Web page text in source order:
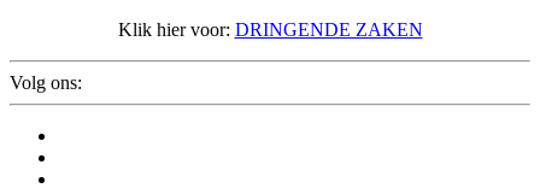
Klik hier voor: DRINGENDE ZAKEN
Volg ons: